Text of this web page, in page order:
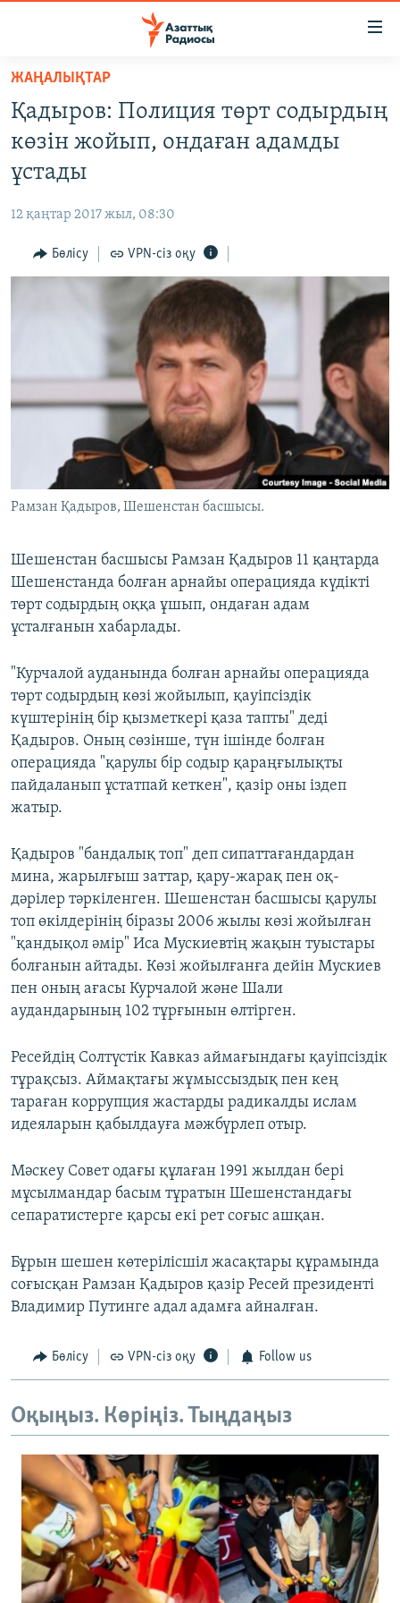
Skip
main
content
main
Navigation
to
САЯСАТ
АДАМ ҚҰҚЫҚТАРЫ
ӘЛЕУМЕТ
АРНАЙЫ ЖОБАЛАР
Басқа тілдерде
ЖАҢАЛЫҚТАР
Қадыров: Полиция төрт содырдың
көзін жойып, ондаған адамды
ұстады
12 қаңтар 2017 жыл, 08:30
Бөлісу VPN-сіз оқу
Рамзан Қадыров, Шешенстан басшысы.
Шешенстан басшысы Рамзан Қадыров 11 қаңтарда
Шешенстанда болған арнайы операцияда күдікті
төрт содырдың оққа ұшып, ондаған адам
ұсталғанын хабарлады.
"Курчалой ауданында болған арнайы операцияда
төрт содырдың көзі жойылып, қауіпсіздік
күштерінің бір қызметкері қаза тапты" деді
Қадыров. Оның сөзінше, түн ішінде болған
операцияда "қарулы бір содыр қараңғылықты
пайдаланып ұстатпай кеткен", қазір оны іздеп
жатыр.
Қадыров "бандалық топ" деп сипаттағандардан
мина, жарылғыш заттар, қару-жарақ пен оқ-
дәрілер тәркіленген. Шешенстан басшысы қарулы
топ өкілдерінің біразы 2006 жылы көзі жойылған
"қандықол әмір" Иса Мускиевтің жақын туыстары
болғанын айтады. Көзі жойылғанға дейін Мускиев
пен оның ағасы Курчалой және Шали
аудандарының 102 тұрғынын өлтірген.
Ресейдің Солтүстік Кавказ аймағындағы қауіпсіздік
тұрақсыз. Аймақтағы жұмыссыздық пен кең
тараған коррупция жастарды радикалды ислам
идеяларын қабылдауға мәжбүрлеп отыр.
Мәскеу Совет одағы құлаған 1991 жылдан бері
мұсылмандар басым тұратын Шешенстандағы
сепаратистерге қарсы екі рет соғыс ашқан.
Бұрын шешен көтерілісшіл жасақтары құрамында
соғысқан Рамзан Қадыров қазір Ресей президенті
Владимир Путинге адал адамға айналған.
Бөлісу VPN-сіз оқу Follow us
Оқыңыз. Көріңіз. Тыңдаңыз